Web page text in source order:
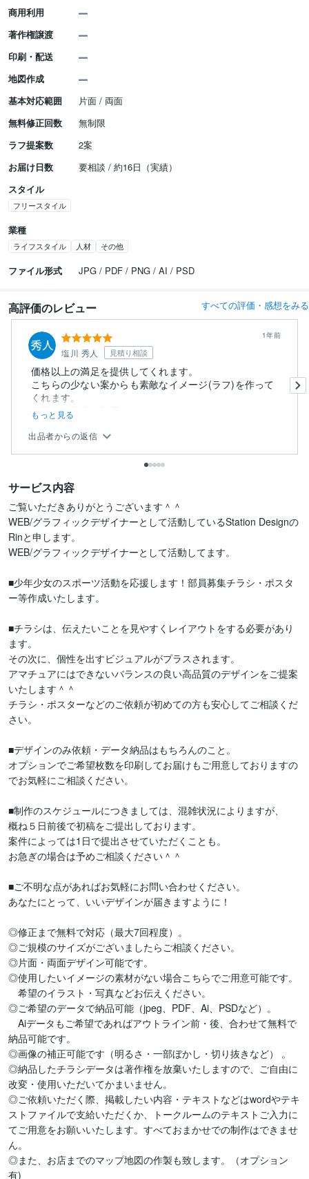
商用利用
著作権譲渡
印刷・配送
地図作成
基本対応範囲
片面 / 両面
無料修正回数
無制限
ラフ提案数
2案
お届け日数
要相談 / 約16日（実績）
スタイル
フリースタイル
業種
ライフスタイル 人材 その他
ファイル形式 JPG / PDF / PNG / AI / PSD
高評価のレビュー すべての評価・感想をみる
塩川 秀人 見積り相談
1年前
価格以上の満足を提供してくれます。
こちらの少ない案からも素敵なイメージ(ラフ)を作って
くれます。
修正にも迅速に対応し...
もっと見る
出品者からの返信
サービス内容
ご覧いただきありがとうございます＾＾
WEB/グラフィックデザイナーとして活動しているStation Designの
Rinと申します。
WEB/グラフィックデザイナーとして活動してます。
■少年少女のスポーツ活動を応援します！部員募集チラシ・ポスタ
ー等作成いたします。
■チラシは、伝えたいことを見やすくレイアウトをする必要があり
ます。
その次に、個性を出すビジュアルがプラスされます。
アマチュアにはできないバランスの良い高品質のデザインをご提案
いたします＾＾
チラシ・ポスターなどのご依頼が初めての方も安心してご相談くだ
さい。
■デザインのみ依頼・データ納品はもちろんのこと。
オプションでご希望枚数を印刷してお届けもご用意しておりますの
でお気軽にご相談ください。
■制作のスケジュールにつきましては、混雑状況によりますが、
概ね５日前後で初稿をご提出しております。
案件によっては1日で提出させていただくことも。
お急ぎの場合は予めご相談ください＾＾
■ご不明な点があればお気軽にお問い合わせください。
あなたにとって、いいデザインが届きますように！
◎修正まで無料で対応（最大7回程度）。
◎ご規模のサイズがございましたらご相談ください。
◎片面・両面デザイン可能です。
◎使用したいイメージの素材がない場合こちらでご用意可能です。
希望のイラスト・写真などお伝えください。
◎ご希望のデータで納品可能（jpeg、PDF、Ai、PSDなど）。
Aiデータもご希望であればアウトライン前・後、合わせて無料で
納品可能です。
◎画像の補正可能です（明るさ・一部ぼかし・切り抜きなど） 。
◎納品したチラシデータは著作権を放棄いたしますので、ご自由に
改変・使用いただいてかまいません。
◎ご依頼いただく際、掲載したい内容・テキストなどはwordやテキ
ストファイルで支給いただくか、トークルームのテキストご入力に
てご用意をお願いいたします。すべておまかせでの制作はできませ
ん。
◎また、お店までのマップ地図の作製も致します。（オプション
有)